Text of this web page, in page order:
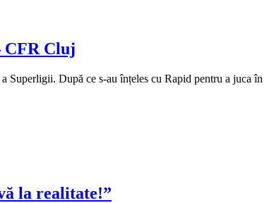
CFR Cluj
Superligii. După ce s-au înțeles cu Rapid pentru a juca în
la realitate!”